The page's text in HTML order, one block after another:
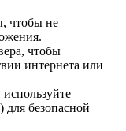
чтобы не
чтобы
интернета или
безопасной